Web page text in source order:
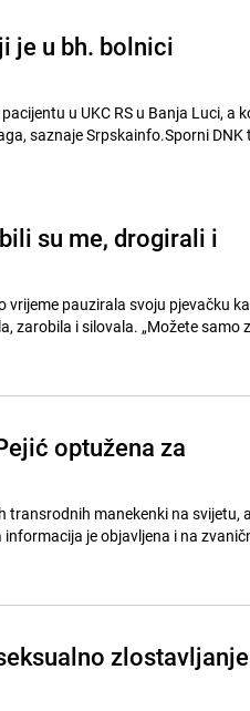
je u bh. bolnici
u UKC RS u Banja Luci, a
saznaje Srpskainfo.Sporni DNK
su me, drogirali i
vrijeme pauzirala svoju pjevačku
zarobila i silovala. „Možete samo
optužena za
transrodnih manekenki na svijetu,
je objavljena i na
zlostavljanje